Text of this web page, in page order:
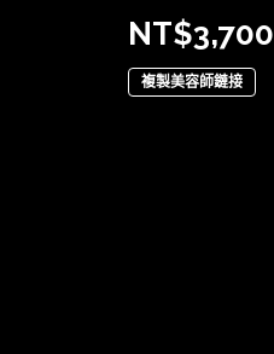
NT$3,700
複製美容師鏈接